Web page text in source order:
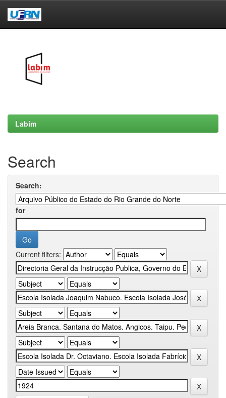
Labim
Search
Search:
for
Current filters: